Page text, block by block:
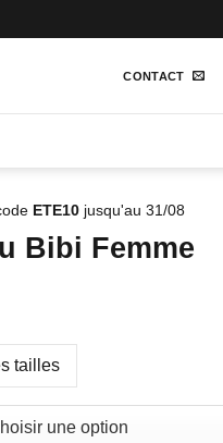
CONTACT
ETE10jusqu'au 31/08
Bibi Femme
tailles